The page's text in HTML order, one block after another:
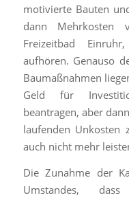
motivierte Bauten
dann
Freizeitbad
aufhören. Genauso
Baumaßnahmen
Geld für
beantragen, aber
laufenden Unkosten
auch nicht mehr
Die Zunahme der
Umstandes,